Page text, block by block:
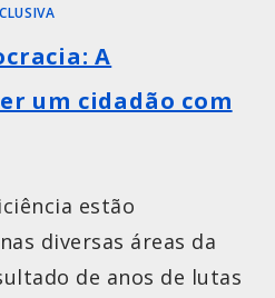
A
um cidadão com
estão
diversas áreas da
de anos de lutas